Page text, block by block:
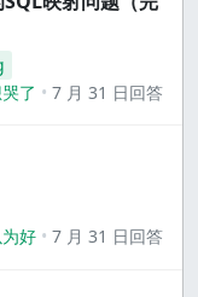
了
7 月 31 日回答
好 7 月 31 日回答